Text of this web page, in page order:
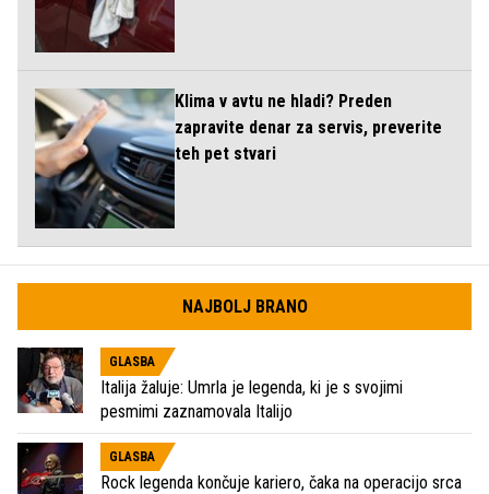
Klima v avtu ne hladi? Preden
zapravite denar za servis, preverite
teh pet stvari
NAJBOLJ BRANO
GLASBA
Italija žaluje: Umrla je legenda, ki je s svojimi
pesmimi zaznamovala Italijo
GLASBA
Rock legenda končuje kariero, čaka na operacijo srca